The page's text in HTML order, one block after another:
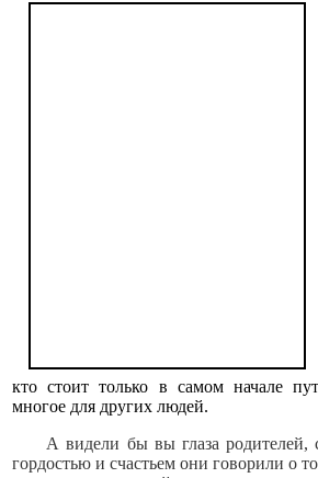
кто стоит только в самом начале
многое для других людей.
А видели бы вы глаза родителей,
гордостью и счастьем они говорили о